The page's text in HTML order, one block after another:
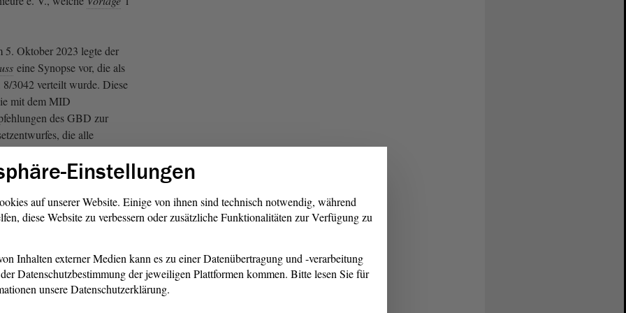
5. Oktober 2023 legte der
eine Synopse vor, die als
3042 verteilt wurde. Diese
mit dem MID
des GBD zur
die alle
waren. Der GBD schlug
den in dem Gesetzentwurf
zur
Ministeriums als
fassen. Außerdem wurde
Überschrift des § 20 -
- in
zu ändern.
6. Oktober 2023 kam der
Einstellungen
auf unserer Website. Einige von ihnen sind technisch notwendig, während
diese Website zu verbessern oder zusätzliche Funktionalitäten zur Verfügung zu
Inhalten externer Medien kann es zu einer Datenübertragung und -verarbeitung
Datenschutzbestimmung der jeweiligen Plattformen kommen. Bitte lesen Sie für
unsere Datenschutzerklärung.